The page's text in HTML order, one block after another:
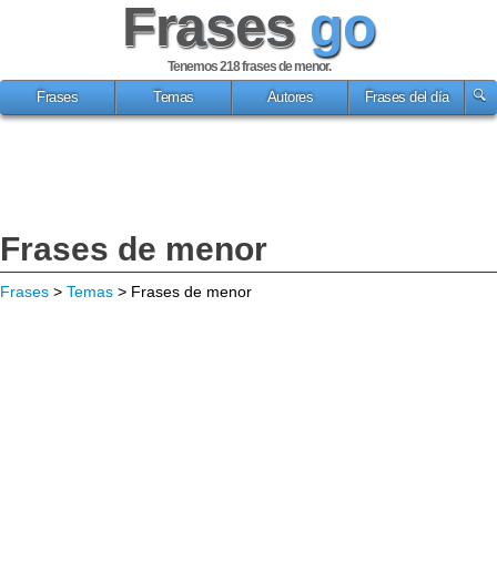
Frases go
Tenemos 218frases de menor.
Frases
Temas Autores Frases del día
Frases de menor
Frases > Temas > Frases de menor